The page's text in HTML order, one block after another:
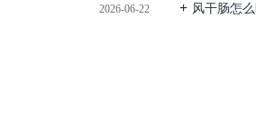
2026-06-22 风干肠怎